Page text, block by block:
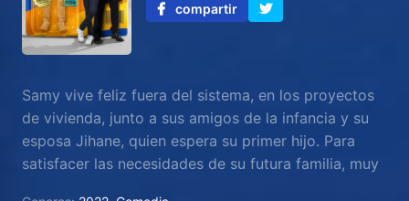
compartir
Samy vive feliz fuera del sistema, en los proyectos
de vivienda, junto a sus amigos de la infancia y su
esposa Jihane, quien espera su primer hijo. Para
satisfacer las necesidades de su futura familia, muy